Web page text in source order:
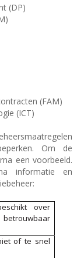
(DP)
(FAM)
(ICT)
Om de
een voorbeeld.
informatie en
over
of te snel